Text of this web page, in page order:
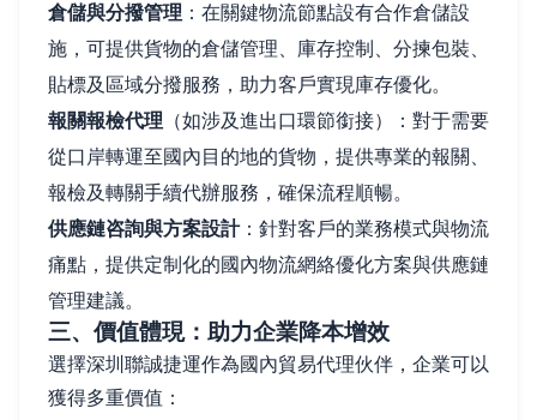
倉儲與分撥管理 ：在關鍵物流節點設有合作倉儲設
施，可提供貨物的倉儲管理、庫存控制、分揀包裝、
貼標及區域分撥服務，助力客戶實現庫存優化。
報關報檢代理 （如涉及進出口環節銜接）：對于需要
從口岸轉運至國內目的地的貨物，提供專業的報關、
報檢及轉關手續代辦服務，確保流程順暢。
供應鏈咨詢與方案設計：針對客戶的業務模式與物流
痛點，提供定制化的國內物流網絡優化方案與供應鏈
管理建議。
三、價值體現：助力企業降本增效
選擇深圳聯誠捷運作為國內貿易代理伙伴，企業可以
獲得多重價值：